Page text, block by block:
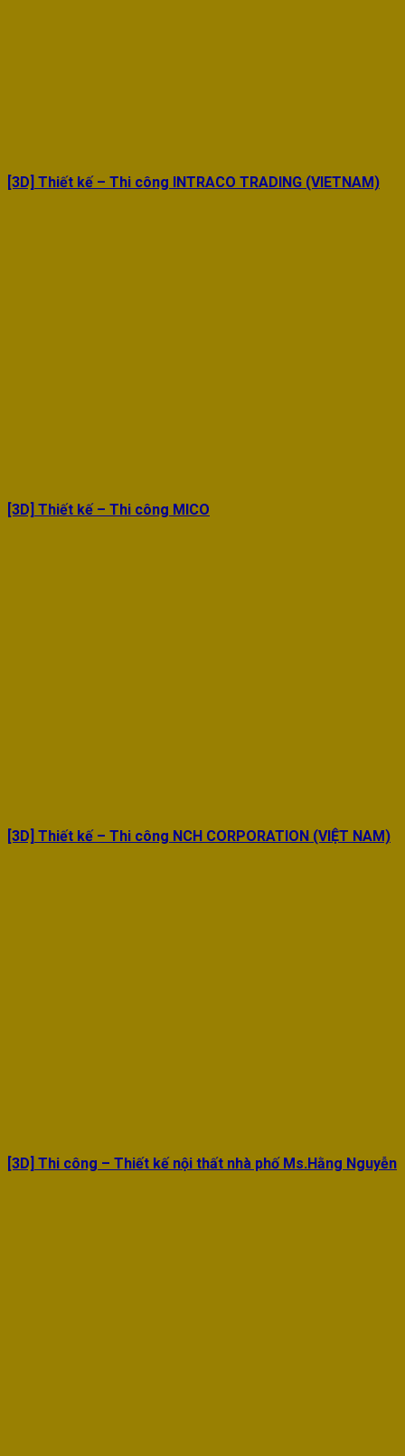
[3D] Thiết kế – Thi công INTRACO TRADING (VIETNAM)
[3D] Thiết kế – Thi công MICO
[3D] Thiết kế – Thi công NCH CORPORATION (VIỆT NAM)
[3D] Thi công – Thiết kế nội thất nhà phố Ms.Hằng Nguyễn